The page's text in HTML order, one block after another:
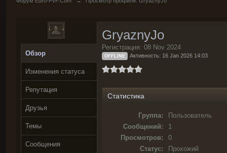
Обзор
Изменения статуса
Репутация
Друзья
Темы
Сообщения
GryaznyJo
Регистрация: 08 Nov 2024
OFFLINE Активность: 16 Jan 2026 14:03
Статистика
Группа:
Пользователь
Сообщений:
1
Просмотров:
0
Статус:
Прохожий